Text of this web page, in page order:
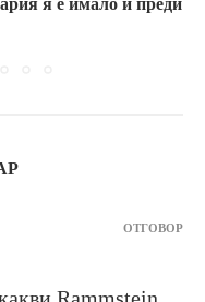
я е имало и преди
ОТГОВОР